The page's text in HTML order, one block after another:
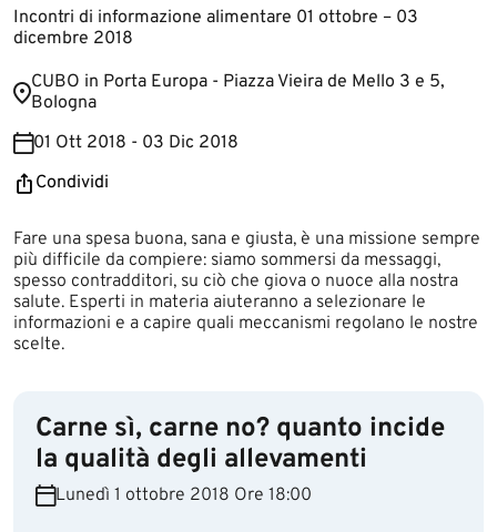
Incontri di informazione alimentare 01 ottobre – 03
dicembre 2018
CUBO ​in​ Porta Europa​ - Piazza Vieira de Mello 3 e 5,
Bologna​
01 Ott 2018 - 03 Dic 2018
Condividi
Fare una spesa buona, sana e giusta, è una missione sempre
più difficile da compiere: siamo sommersi da messaggi,
spesso contradditori, su ciò che giova o nuoce alla nostra
salute. Esperti in materia aiuteranno a selezionare le
informazioni e a capire quali meccanismi regolano le nostre
scelte.
Carne sì, carne no? quanto incide
la qualità degli allevamenti
Lunedì 1 ottobre 2018 Ore 18:00